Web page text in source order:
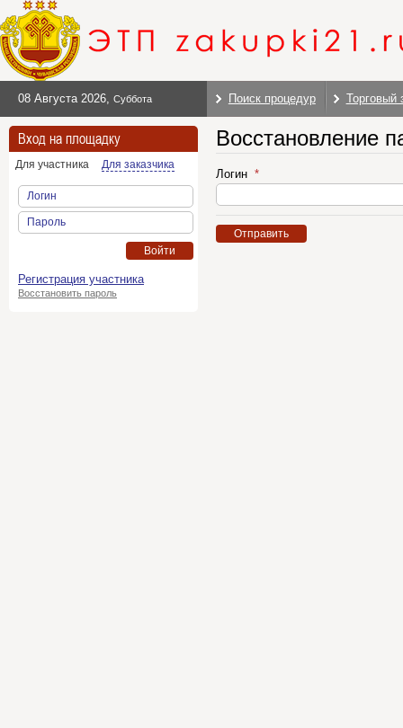
08 Августа 2026, Суббота Поиск процедур Торговый
Вход на площадку
Для участника Для заказчика
Логин
Пароль
Войти
Регистрация участника
Восстановить пароль
Восстановление
Логин
Отправить